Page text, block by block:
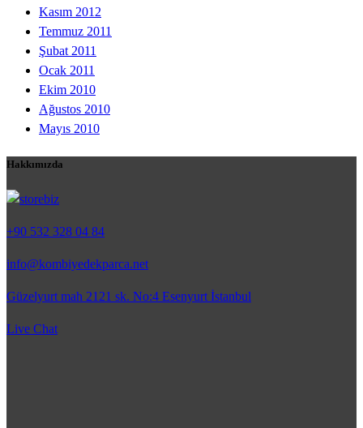
Kasım 2012
Temmuz 2011
Şubat 2011
Ocak 2011
Ekim 2010
Ağustos 2010
Mayıs 2010
Hakkımızda
+90 532 328 04 84
info@kombiyedekparca.net
Güzelyurt mah 2121 sk. No:4 Esenyurt İstanbul
Live Chat